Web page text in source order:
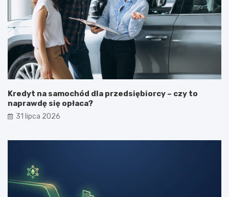
Kredyt na samochód dla przedsiębiorcy – czy to
naprawdę się opłaca?
31 lipca 2026